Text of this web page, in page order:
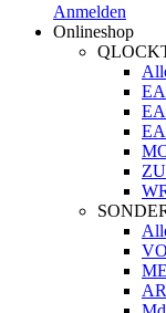
Anmelden
Onlineshop